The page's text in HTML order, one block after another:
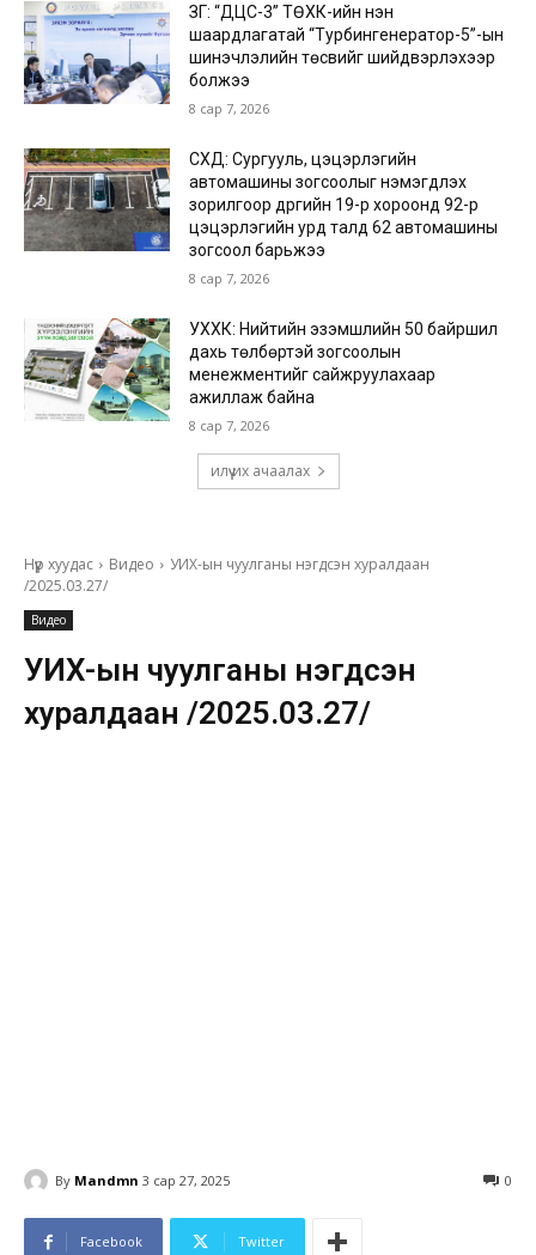
ЗГ: “ДЦС-3” ТӨХК-ийн нэн
шаардлагатай “Турбингенератор-5”-ын
шинэчлэлийн төсвийг шийдвэрлэхээр
болжээ
8 сар 7, 2026
СХД: Сургууль, цэцэрлэгийн
автомашины зогсоолыг нэмэгдүүлэх
зорилгоор дүүргийн 19-р хороонд 92-р
цэцэрлэгийн урд талд 62 автомашины
зогсоол барьжээ
8 сар 7, 2026
УХХК: Нийтийн эзэмшлийн 50 байршил
дахь төлбөртэй зогсоолын
менежментийг сайжруулахаар
ажиллаж байна
8 сар 7, 2026
илүү их ачаалах